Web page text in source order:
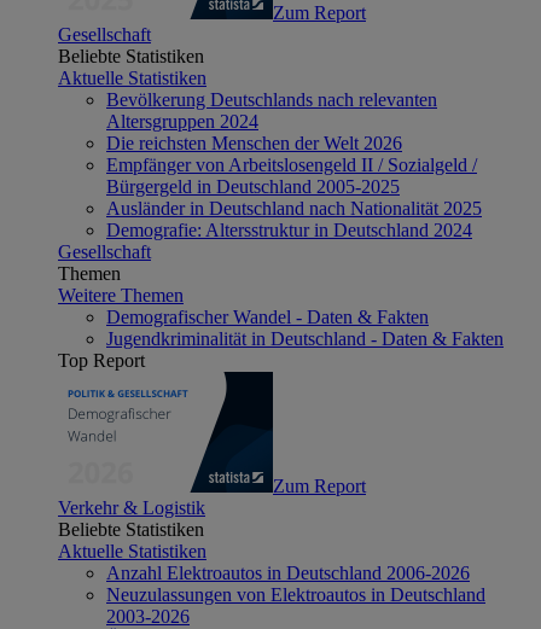
Zum Report
Gesellschaft
Beliebte Statistiken
Aktuelle Statistiken
Bevölkerung Deutschlands nach relevanten
Altersgruppen 2024
Die reichsten Menschen der Welt 2026
Empfänger von Arbeitslosengeld II / Sozialgeld /
Bürgergeld in Deutschland 2005-2025
Ausländer in Deutschland nach Nationalität 2025
Demografie: Altersstruktur in Deutschland 2024
Gesellschaft
Themen
Weitere Themen
Demografischer Wandel - Daten & Fakten
Jugendkriminalität in Deutschland - Daten & Fakten
Top Report
Zum Report
Verkehr & Logistik
Beliebte Statistiken
Aktuelle Statistiken
Anzahl Elektroautos in Deutschland 2006-2026
Neuzulassungen von Elektroautos in Deutschland
2003-2026